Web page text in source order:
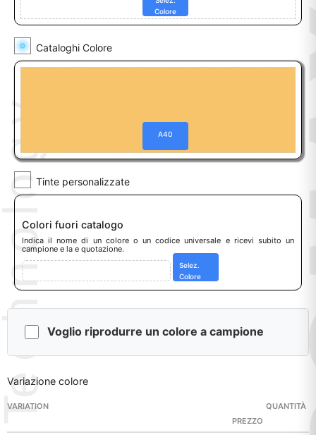
Colore
A40
Colori fuori catalogo
Indica il nome di un colore o un codice universale e ricevi subito un
campione e la e quotazione.
Selez.
Colore
Voglio riprodurre un colore a campione
Variazione colore
VARIATION
QUANTITÀ
PREZZO